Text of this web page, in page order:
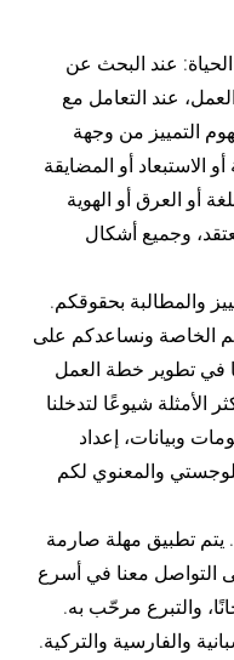
عند البحث عن
عند التعامل مع
التمييز من وجهة
الاستبعاد أو المضایقة
أو العرق أو الھویة
وجمیع أشكال
والمطالبة بحقوقكم.
الخاصة ونساعدكم على
في تطویر خطة العمل
الأمثلة شيوعًا لتدخلنا
وبيانات، إعداد
والمعنوي لكم
يتم تطبيق مهلة صارمة
التواصل معنا في أسرع
والتبرع مرحّب به.
والفارسية والتركية.